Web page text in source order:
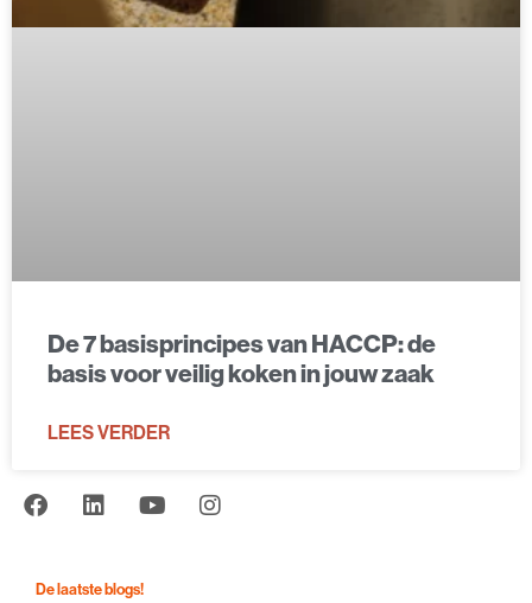
De 7 basisprincipes van HACCP: de
basis voor veilig koken in jouw zaak
LEES VERDER
De laatste blogs!